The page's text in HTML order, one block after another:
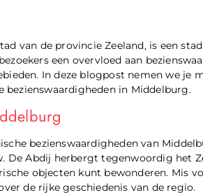
van de provincie Zeeland, is een
een overvloed aan
In deze blogpost nemen we je
bezienswaardigheden in Middelburg.
bezienswaardigheden van
De Abdij herbergt tegenwoordig het
objecten kunt bewonderen. Mis
de rijke geschiedenis van de regio.